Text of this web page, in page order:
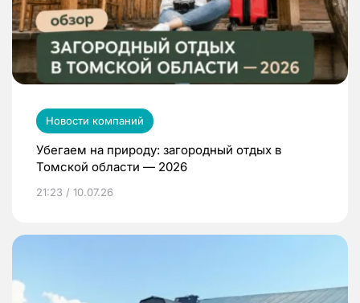
Новости компаний
Убегаем на природу: загородный отдых в
Томской области — 2026
21:23 / 10.07.26